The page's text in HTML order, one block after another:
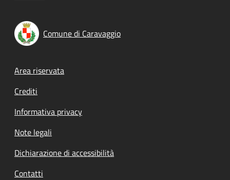
Comune di Caravaggio
Footer menu
Area riservata
Crediti
Informativa privacy
Note legali
Dichiarazione di accessibilità
Contatti